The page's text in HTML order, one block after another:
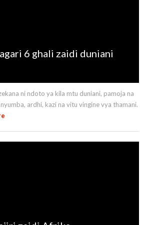
6 ghali zaidi duniani
ni ndoto ya kila mtu duniani, pamoja na
ardhi, kazi na vitu vingine vya thamani.